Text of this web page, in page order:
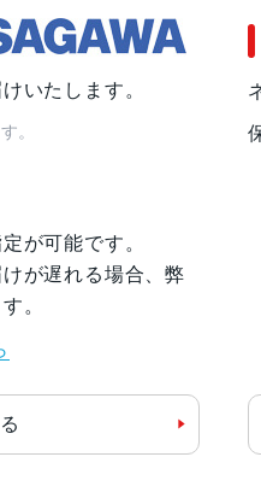
いたします。
。
が可能です。
が遅れる場合、弊
。